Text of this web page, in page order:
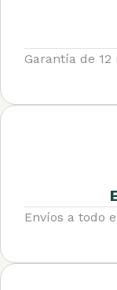
Garantía de
Envíos a todo